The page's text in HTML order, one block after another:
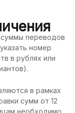
суммы переводов
номер
в рублях или
в рамках
сумм от 12
необходимо